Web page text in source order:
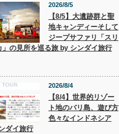
2026/8/5
【8/5】大遺跡群と聖
地キャンディーそして
ジープサファリ「スリ
」の見所を巡る旅 by シンダイ旅行
2026/8/4
【8/4】世界的リゾー
ト地のバリ島、遊び方
色々なインドネシア
ダイ旅行